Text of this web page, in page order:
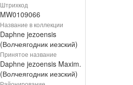
Штрихкод
MW0109066
Название в коллекции
Daphne jezoensis
(Волчеягодник иезский)
Принятое название
Daphne jezoensis Maxim.
(Волчеягодник иезский)